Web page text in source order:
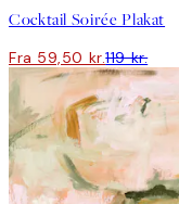
Cocktail Soirée Plakat
Fra 59,50 kr.119 kr.